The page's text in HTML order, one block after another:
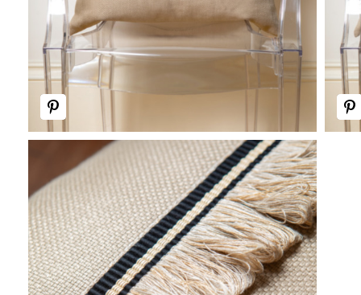
Save Save